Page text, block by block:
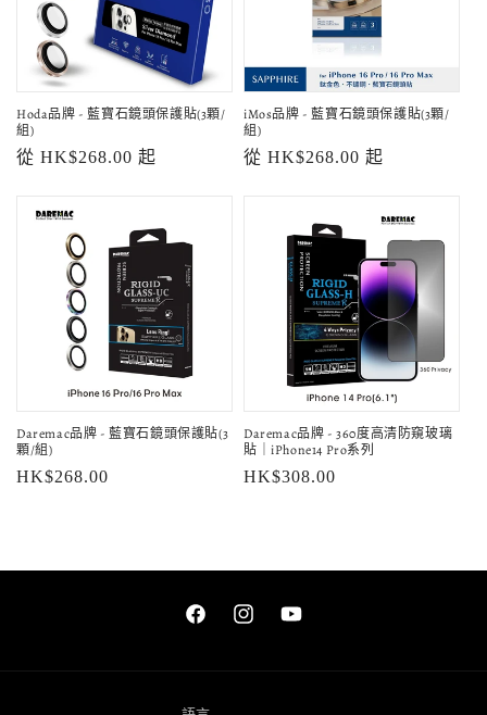
Hoda品牌 - 藍寶石鏡頭保護貼(3顆/
組)
定
從 HK$268.00 起
iMos品牌 - 藍寶石鏡頭保護貼(3顆/
組)
定
從 HK$268.00 起
Daremac品牌 - 藍寶石鏡頭保護貼(3
顆/組)
定
HK$268.00
Daremac品牌 - 360度高清防窺玻璃
貼｜iPhone14 Pro系列
定
HK$308.00
FacebookInstagramYouTube